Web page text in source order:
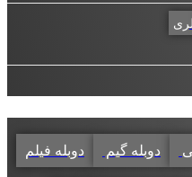
دوبله گیم
دوبله فیلم